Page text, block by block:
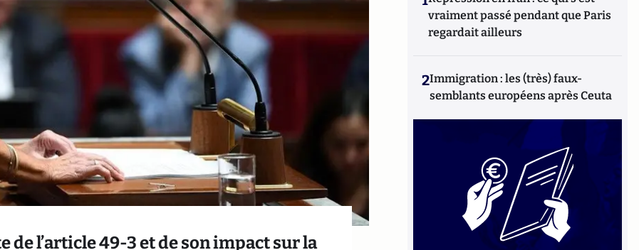
de l’article 49-3 et de son impact sur la
vraiment passé pendant que Paris
regardait ailleurs
2Immigration : les (très) faux-
semblants européens après Ceuta